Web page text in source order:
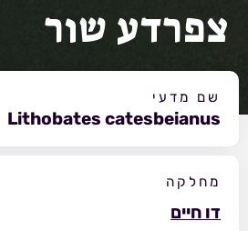
צפרדע שור
שם מדעי
Lithobates catesbeianus
מחלקה
דו חיים